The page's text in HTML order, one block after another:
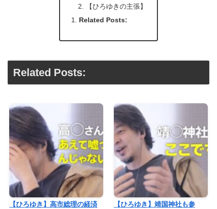
【ひろゆきの主張】
Related Posts:
Related Posts:
【ひろゆき】高市総理の経済
【ひろゆき】靖国神社も参